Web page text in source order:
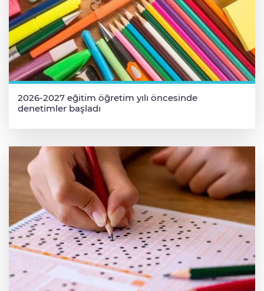
2026-2027 eğitim öğretim yılı öncesinde
denetimler başladı